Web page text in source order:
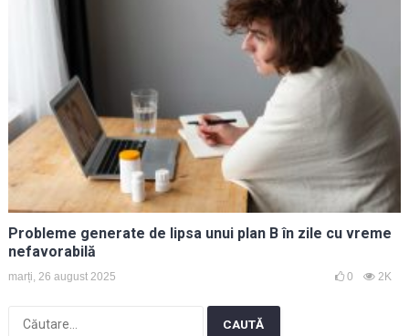
Probleme generate de lipsa unui plan B în zile cu vreme
nefavorabilă
marți, 26 august 2025 0 2K
Caută